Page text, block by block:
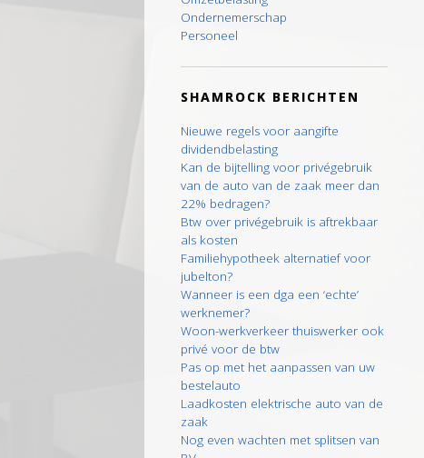
Ondernemerschap
Personeel
SHAMROCK BERICHTEN
Nieuwe regels voor aangifte
dividendbelasting
Kan de bijtelling voor privégebruik
van de auto van de zaak meer dan
22% bedragen?
Btw over privégebruik is aftrekbaar
als kosten
Familiehypotheek alternatief voor
jubelton?
Wanneer is een dga een ‘echte’
werknemer?
Woon-werkverkeer thuiswerker ook
privé voor de btw
Pas op met het aanpassen van uw
bestelauto
Laadkosten elektrische auto van de
zaak
Nog even wachten met splitsen van